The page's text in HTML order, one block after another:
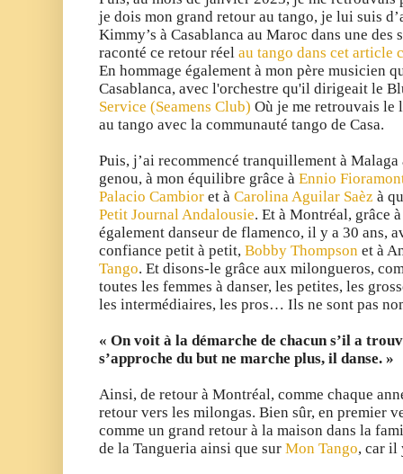
je dois mon grand retour au tango, je lui suis
Kimmy’s à Casablanca au Maroc dans une des
raconté ce retour réel au tango dans cet article
En hommage également à mon père musicien
Casablanca, avec l'orchestre qu'il dirigeait le
Service (Seamens Club) Où je me retrouvais le
au tango avec la communauté tango de Casa.
Puis, j’ai recommencé tranquillement à
genou, à mon équilibre grâce à Ennio
Palacio Cambior et à Carolina Aguilar Saèz à
Petit Journal Andalousie. Et à Montréal, grâce
également danseur de flamenco, il y a 30 ans,
confiance petit à petit, Bobby Thompson et à
Tango. Et disons-le grâce aux milongueros,
toutes les femmes à danser, les petites, les
les intermédiaires, les pros… Ils ne sont pas
« On voit à la démarche de chacun s’il a
s’approche du but ne marche plus, il danse.
Ainsi, de retour à Montréal, comme chaque
retour vers les milongas. Bien sûr, en premier
comme un grand retour à la maison dans la
de la Tangueria ainsi que sur Mon Tango, car il